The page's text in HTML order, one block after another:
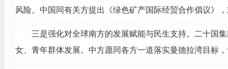
风险。中国同有关方提出《绿色矿产国际经贸合作倡议》
三是强化对全球南方的发展赋能与民生支持。二十国
女、青年群体发展。中方愿同各方一道落实曼德拉湾目标